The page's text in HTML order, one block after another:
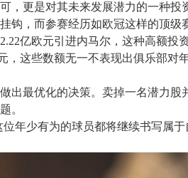
更是对其未来发展潜力的一种投
，而参赛经历如欧冠这样的顶级
亿欧元引进内马尔，这种高额投
这些数额无一不表现出俱乐部对
最优化的决策。卖掉一名潜力
。
年少有为的球员都将继续书写属